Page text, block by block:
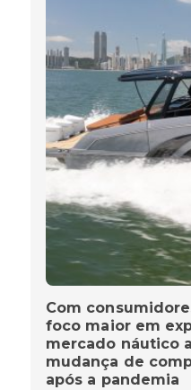
Com
foco maior em
mercado náutico
mudança de
após a pandemia